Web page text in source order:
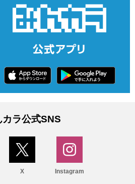
カラ公式SNS
X Instagram